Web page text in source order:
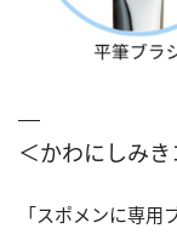
＜かわにしみ
「スポメンに専